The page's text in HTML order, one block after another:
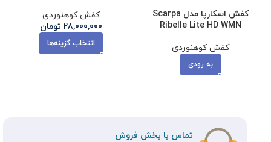
کفش اسکارپا مدل Scarpa
Ribelle Lite HD WMN
کفش کوهنوردی
به زودی
کفش کوهنوردی
28,000,000 تومان
انتخاب گزینه‌ها
تماس با بخش فروش